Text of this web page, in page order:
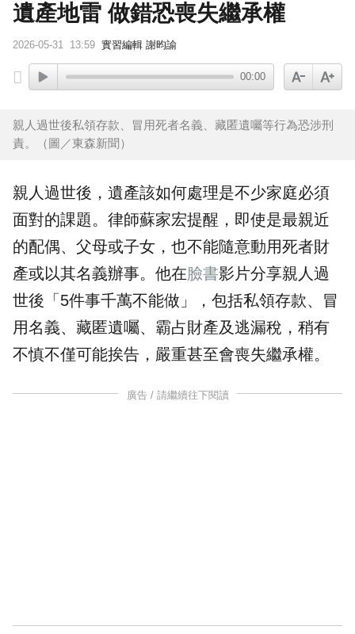
遺產地雷 做錯恐喪失繼承權
2026-05-31 13:59 實習編輯 謝昀諭
00:00
親人過世後私領存款、冒用死者名義、藏匿遺囑等行為恐涉刑
責。（圖／東森新聞）
親人過世後， 遺產該如何處理是不少家庭必須
面對的課題。律師蘇家宏提醒，即使是最親近
的配偶、父母或子女，也不能隨意動用死者財
產或以其名義辦事。他在臉書影片分享親人過
世後「5件事千萬不能做」，包括私領存款、冒
用名義、藏匿遺囑、霸占財產及逃漏稅，稍有
不慎不僅可能挨告，嚴重甚至會喪失繼承權。
廣告 / 請繼續往下閱讀